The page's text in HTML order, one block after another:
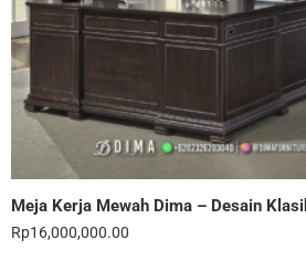
Meja Kerja Mewah Dima – Desain
Rp16,000,000.00